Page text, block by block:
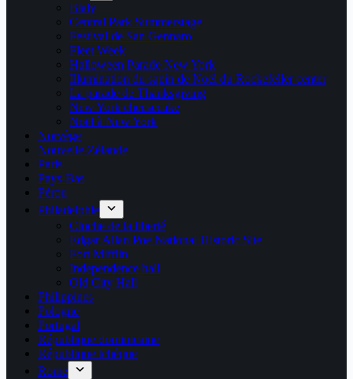
Bialy
Central Park Summerstage
Festival de San Gennaro
Fleet Week
Halloween Parade New York
Illumination du sapin de Noël du Rockefeller center
La parade de Thanksgiving
New York cheesecake
Noël à New York
Norvège
Nouvelle-Zélande
Paris
Pays-Bas
Pérou
Philadelphie
Cloche de la liberté
Edgar Allan Poe National Historic Site
Fort Mifflin
Independence hall
Old City Hall
Philippines
Pologne
Portugal
République dominicaine
République tchèque
Rome